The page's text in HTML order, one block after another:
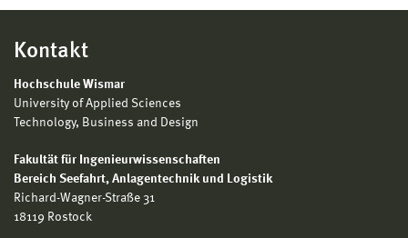
Kontakt
Hochschule Wismar
University of Applied Sciences
Technology, Business and Design
Fakultät für Ingenieurwissenschaften
Bereich Seefahrt, Anlagentechnik und Logistik
Richard-Wagner-Straße 31
18119 Rostock